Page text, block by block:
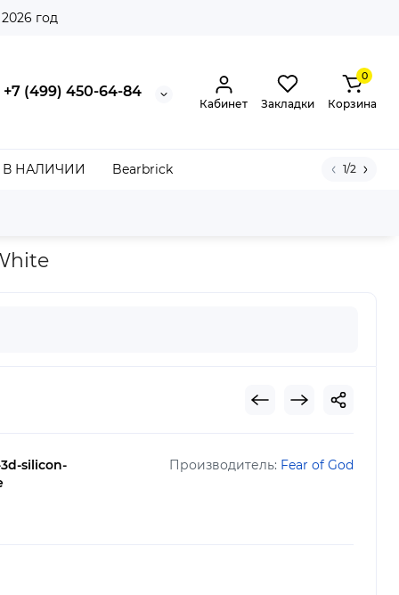
год
+7 (499) 450-64-84
Кабинет Закладки
0
Корзина
В НАЛИЧИИ Bearbrick 1/2
silicon-
Производитель: Fear of God